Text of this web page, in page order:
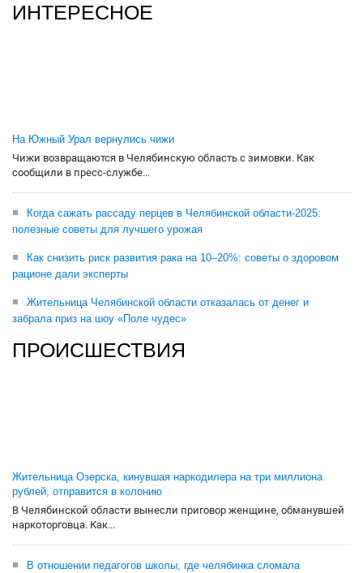
ИНТЕРЕСНОЕ
На Южный Урал вернулись чижи
Чижи возвращаются в Челябинскую область с зимовки. Как
сообщили в пресс-службе...
Когда сажать рассаду перцев в Челябинской области-2025:
полезные советы для лучшего урожая
Как снизить риск развития рака на 10–20%: советы о здоровом
рационе дали эксперты
Жительница Челябинской области отказалась от денег и
забрала приз на шоу «Поле чудес»
ПРОИСШЕСТВИЯ
Жительница Озерска, кинувшая наркодилера на три миллиона
рублей, отправится в колонию
В Челябинской области вынесли приговор женщине, обманувшей
наркоторговца. Как...
В отношении педагогов школы, где челябинка сломала